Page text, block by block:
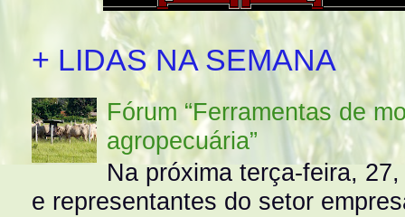
+ LIDAS NA SEMANA
Fórum “Ferramentas de
agropecuária”
Na próxima terça-feira,
e representantes do setor